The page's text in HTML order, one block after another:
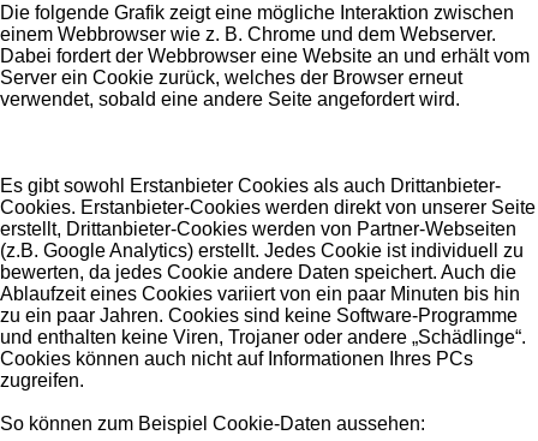
Die folgende Grafik zeigt eine mögliche Interaktion zwischen
einem Webbrowser wie z. B. Chrome und dem Webserver.
Dabei fordert der Webbrowser eine Website an und erhält vom
Server ein Cookie zurück, welches der Browser erneut
verwendet, sobald eine andere Seite angefordert wird.
Es gibt sowohl Erstanbieter Cookies als auch Drittanbieter-
Cookies. Erstanbieter-Cookies werden direkt von unserer Seite
erstellt, Drittanbieter-Cookies werden von Partner-Webseiten
(z.B. Google Analytics) erstellt. Jedes Cookie ist individuell zu
bewerten, da jedes Cookie andere Daten speichert. Auch die
Ablaufzeit eines Cookies variiert von ein paar Minuten bis hin
zu ein paar Jahren. Cookies sind keine Software-Programme
und enthalten keine Viren, Trojaner oder andere „Schädlinge“.
Cookies können auch nicht auf Informationen Ihres PCs
zugreifen.
So können zum Beispiel Cookie-Daten aussehen: